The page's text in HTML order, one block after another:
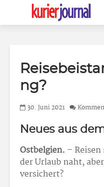
ng?
30. Juni 2021
Neues aus
Ostbelgien. –
der Urlaub naht,
versichert?